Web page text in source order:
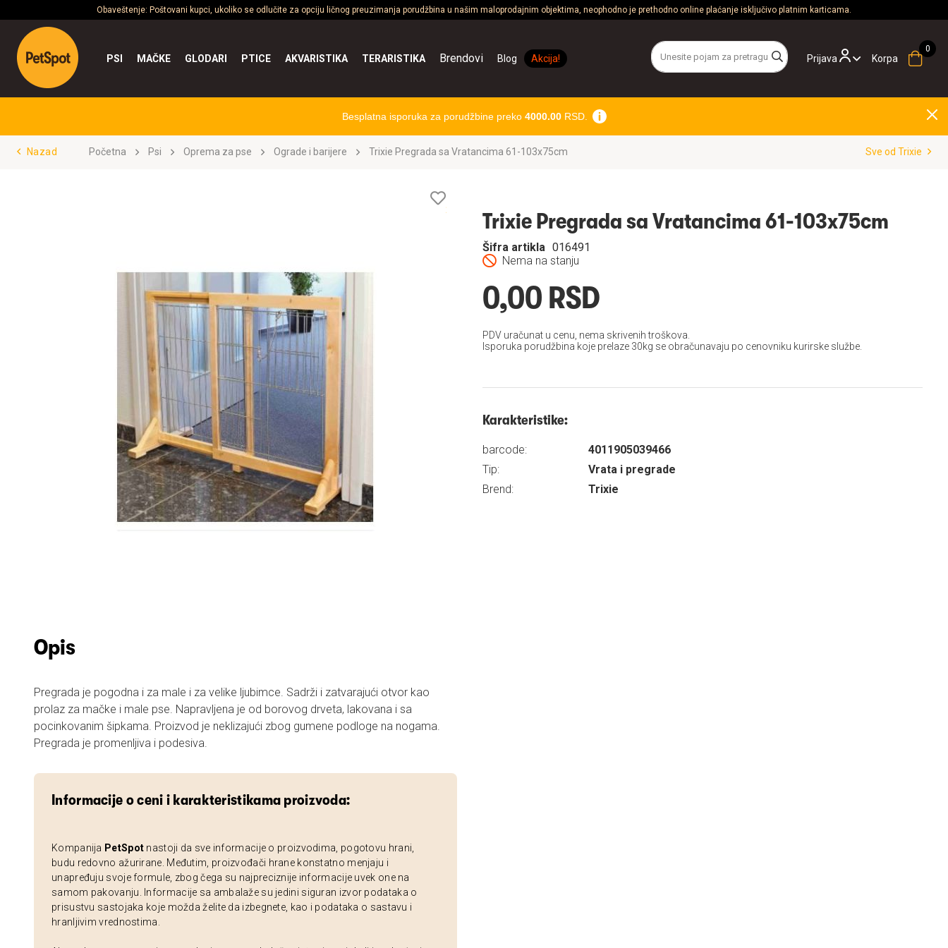
Obaveštenje: Poštovani kupci, ukoliko se odlučite za opciju ličnog preuzimanja porudžbina u našim maloprodajnim objektima, neophodno je prethodno online plaćanje isključivo platnim karticama.
Prijava
PSI MAČKE GLODARI PTICE AKVARISTIKA TERARISTIKA Brendovi Blog Akcija! Korpa
Besplatna isporuka za porudžbine preko 4000.00RSD.
Nazad Početna Psi Oprema za pse Ograde i barijere Trixie Pregrada sa Vratancima 61-103x75cm Sve od Trixie
Opis
Pregrada je pogodna i za male i za velike ljubimce. Sadrži i zatvarajući otvor kao
prolaz za mačke i male pse. Napravljena je od borovog drveta, lakovana i sa
pocinkovanim šipkama. Proizvod je neklizajući zbog gumene podloge na nogama.
Pregrada je promenljiva i podesiva.
Informacije o ceni i karakteristikama proizvoda:
Kompanija PetSpot nastoji da sve informacije o proizvodima, pogotovu hrani,
budu redovno ažurirane. Međutim, proizvođači hrane konstatno menjaju i
unapređuju svoje formule, zbog čega su najpreciznije informacije uvek one na
samom pakovanju. Informacije sa ambalaže su jedini siguran izvor podataka o
prisustvu sastojaka koje možda želite da izbegnete, kao i podataka o sastavu i
hranljivim vrednostima.
želja
Trixie Pregrada sa Vratancima 61-103x75cm
Nema na stanju
Šifra artikla 016491
0,00 RSD
PDV uračunat u cenu, nema skrivenih troškova.
Isporuka porudžbina koje prelaze 30kg se obračunavaju po cenovniku kurirske službe.
Karakteristike:
barcode:
4011905039466
Tip:
Vrata i pregrade
Brend:
Trixie